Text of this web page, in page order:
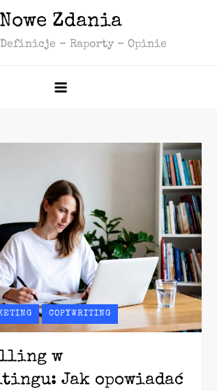
Nowe Zdania
Definicje – Raporty – Opinie
COPYWRITING
w
Jak opowiadać